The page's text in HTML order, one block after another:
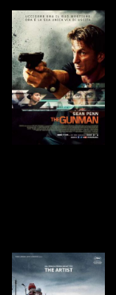
VAI ALLA SCHEDA